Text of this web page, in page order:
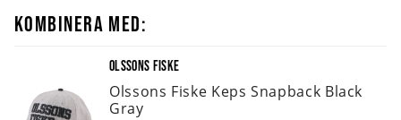
KOMBINERA MED:
OLSSONS FISKE
Olssons Fiske Keps Snapback Black
Gray